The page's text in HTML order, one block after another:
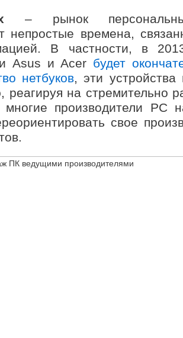
– рынок
непростые времена,
В частности, в
Asus и Acer будет
нетбуков, эти устройства
реагируя на стремительно
многие производители PC
свое